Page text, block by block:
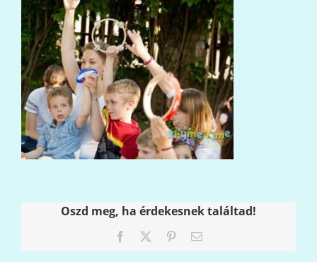
Oszd meg, ha érdekesnek találtad!
Facebook PinterestEmail: